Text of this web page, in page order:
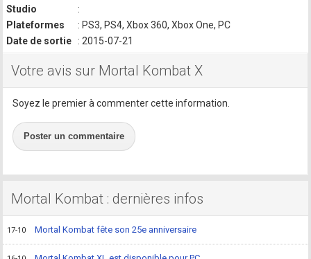
Studio
:
Plateformes
: PS3, PS4, Xbox 360, Xbox One, PC
Date de sortie
: 2015-07-21
Votre avis sur Mortal Kombat X
Soyez le premier à commenter cette information.
Poster un commentaire
Mortal Kombat : dernières infos
17-10 Mortal Kombat fête son 25e anniversaire